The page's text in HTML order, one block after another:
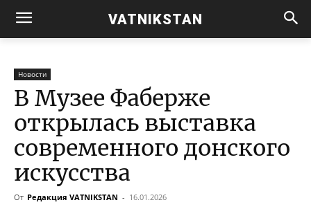
VATNIKSTAN
Новости
В Музее Фаберже
открылась выставка
современного донского
искусства
От Редакция VATNIKSTAN - 16.01.2026